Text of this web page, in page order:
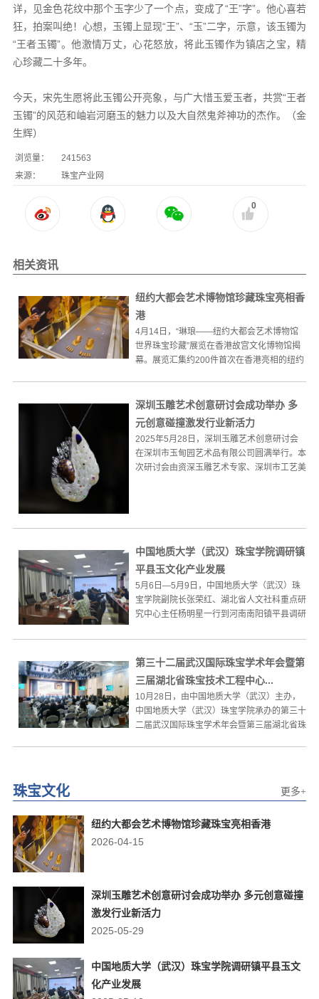
详，见金色花纹中那个玉字少了一个点，变成了“王”字”。他心喜若
狂，拍案叫绝！心想，玉镯上显现“王”、“玉”二字，示意，该玉镯为
“王者玉镯”。他激情万丈，心花怒放，将此玉镯作为镇店之宝，精
心珍藏二十多年。
今天，宋先生愿将此玉镯公开亮象，与广大惜玉爱玉者，共赏“王者
玉镯”的风范和岫岩河磨玉的魅力以及大自然鬼斧神功的杰作。（金
生辉）
浏览量：
241563
来源：
珠宝产业网
0
相关资讯
纽约大都会艺术博物馆珍藏珠宝亮相香
港
4月14日，“琳琅——纽约大都会艺术博物馆
世界珠宝珍藏”展览在香港故宫文化博物馆揭
幕。展览汇集约200件首次在香港亮相的纽约
深圳玉雕艺术创意研讨会成功举办 多
元创意碰撞激发行业新活力
2025年5月28日，深圳玉雕艺术创意研讨会
在深圳市玉甸园艺术品有限公司圆满举行。本
次研讨会由资深玉雕艺术专家、深圳市工艺美
中国地质大学（武汉）珠宝学院调研镇
平县玉文化产业发展
5月6日—5月9日，中国地质大学（武汉）珠
宝学院副院长张荣红、湖北省人文社科重点研
究中心主任杨明星一行到河南南阳镇平县调研
第三十二届武汉国际珠宝学术年会暨第
三届湖北省珠宝技术工程中心...
10月28日，由中国地质大学（武汉）主办，
中国地质大学（武汉）珠宝学院承办的第三十
二届武汉国际珠宝学术年会暨第三届湖北省珠
珠宝文化 更多+
纽约大都会艺术博物馆珍藏珠宝亮相香港
2026-04-15
深圳玉雕艺术创意研讨会成功举办 多元创意碰撞
激发行业新活力
2025-05-29
中国地质大学（武汉）珠宝学院调研镇平县玉文
化产业发展